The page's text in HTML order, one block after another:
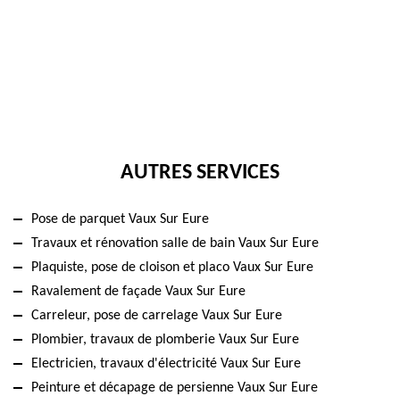
AUTRES SERVICES
Pose de parquet Vaux Sur Eure
Travaux et rénovation salle de bain Vaux Sur Eure
Plaquiste, pose de cloison et placo Vaux Sur Eure
Ravalement de façade Vaux Sur Eure
Carreleur, pose de carrelage Vaux Sur Eure
Plombier, travaux de plomberie Vaux Sur Eure
Electricien, travaux d'électricité Vaux Sur Eure
Peinture et décapage de persienne Vaux Sur Eure